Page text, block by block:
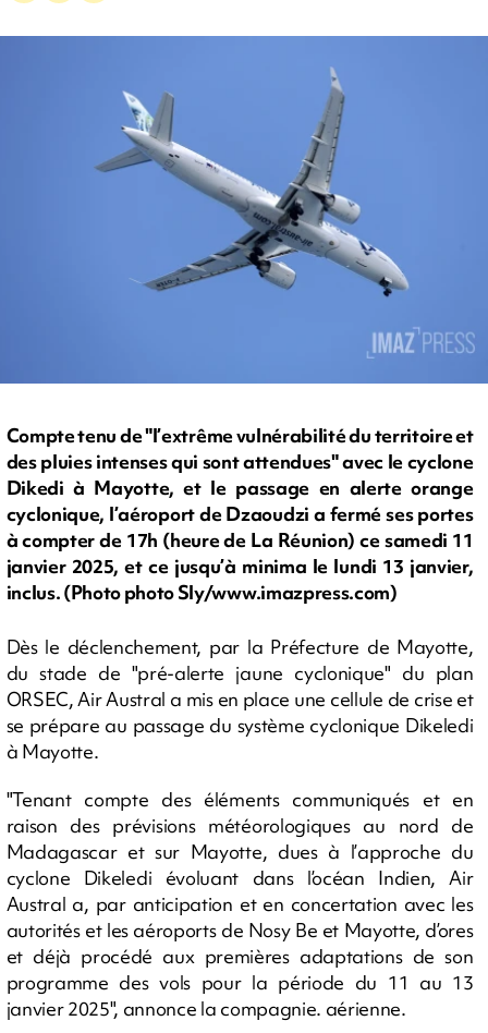
Compte tenu de "l’extrême vulnérabilité du territoire et
des pluies intenses qui sont attendues" avec le cyclone
Dikedi à Mayotte, et le passage en alerte orange
cyclonique, l’aéroport de Dzaoudzi a fermé ses portes
à compter de 17h (heure de La Réunion) ce samedi 11
janvier 2025, et ce jusqu’à minima le lundi 13 janvier,
inclus. (Photo photo Sly/www.imazpress.com)
Dès le déclenchement, par la Préfecture de Mayotte,
du stade de "pré-alerte jaune cyclonique" du plan
ORSEC, Air Austral a mis en place une cellule de crise et
se prépare au passage du système cyclonique Dikeledi
à Mayotte.
"Tenant compte des éléments communiqués et en
raison des prévisions météorologiques au nord de
Madagascar et sur Mayotte, dues à l’approche du
cyclone Dikeledi évoluant dans l’océan Indien, Air
Austral a, par anticipation et en concertation avec les
autorités et les aéroports de Nosy Be et Mayotte, d’ores
et déjà procédé aux premières adaptations de son
programme des vols pour la période du 11 au 13
janvier 2025", annonce la compagnie. aérienne.